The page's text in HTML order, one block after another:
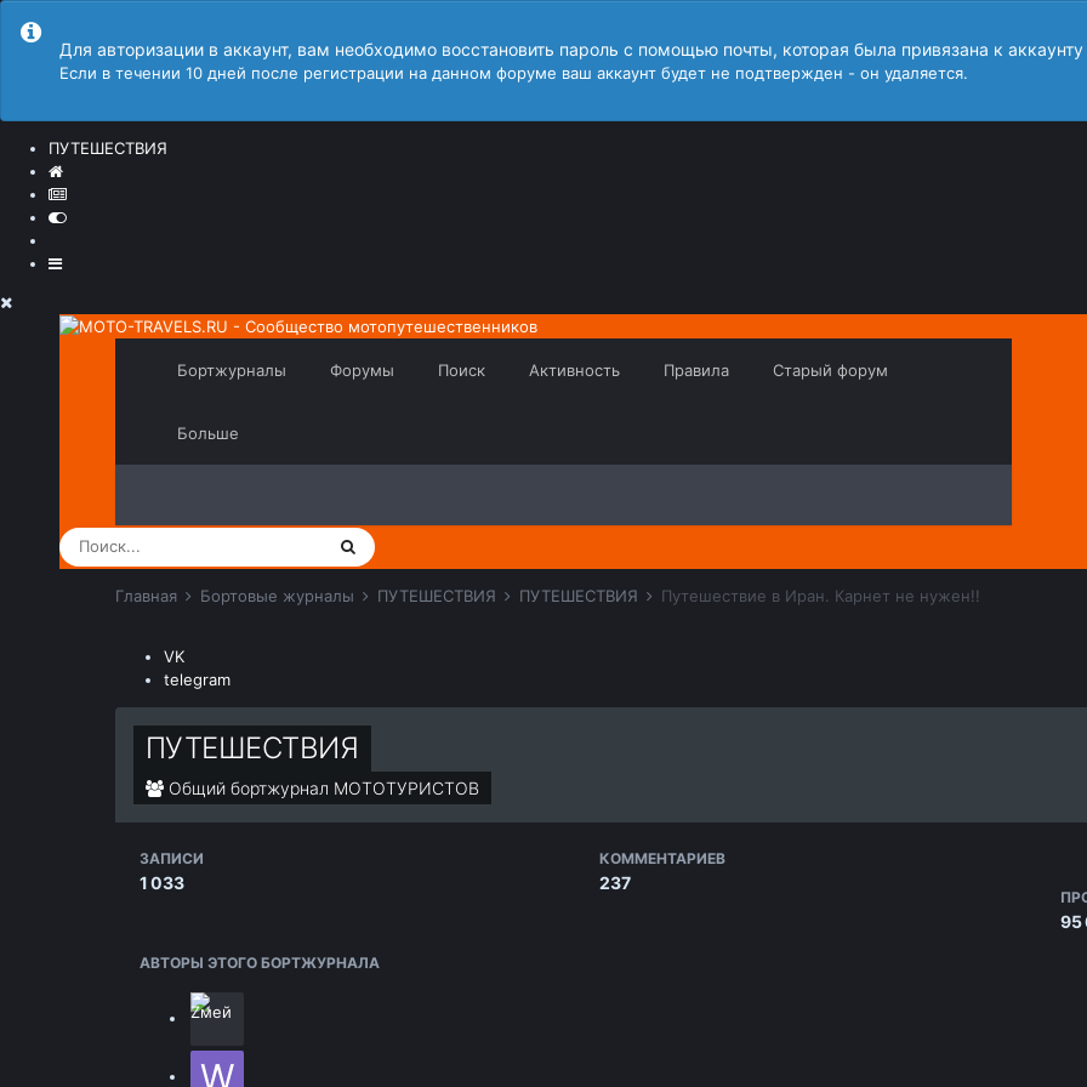
Для авторизации в аккаунт, вам необходимо восстановить пароль с помощью почты, которая была привязана к
Если в течении 10 дней после регистрации на данном форуме ваш аккаунт будет не подтвержден - он удаляется.
ПУТЕШЕСТВИЯ
Бортжурналы Форумы Поиск Активность Правила Старый форум
Больше
Главная Бортовые журналы ПУТЕШЕСТВИЯ ПУТЕШЕСТВИЯ Путешествие в Иран. Карнет не нужен!!
VK
telegram
ПУТЕШЕСТВИЯ
Общий бортжурнал МОТОТУРИСТОВ
ЗАПИСИ
1 033
КОММЕНТАРИЕВ
237
95
АВТОРЫ ЭТОГО БОРТЖУРНАЛА